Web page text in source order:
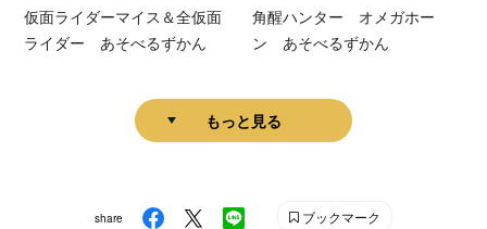
仮面ライダーマイス＆全仮面
ライダー あそべるずかん
角醒ハンター オメガホー
ン あそべるずかん
もっと見る
share ブックマーク